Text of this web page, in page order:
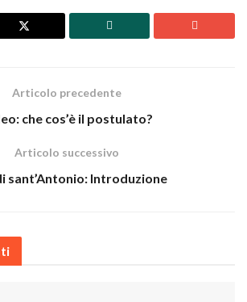
Articolo precedente
che cos’è il postulato?
Articolo successivo
sant’Antonio: Introduzione